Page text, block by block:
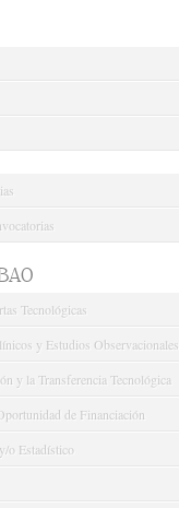
Tecnológicas
y Estudios Observacionales
y la Transferencia Tecnológica
de Financiación
o Estadístico